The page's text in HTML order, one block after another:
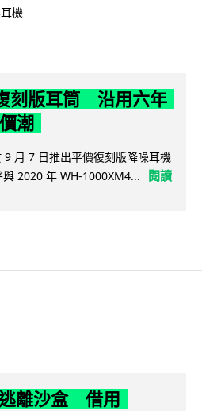
機
刻版耳筒 沿用六年
潮
月 7 日推出平價復刻版降噪耳機
2020 年 WH-1000XM4...
閱讀
離沙盒 借用